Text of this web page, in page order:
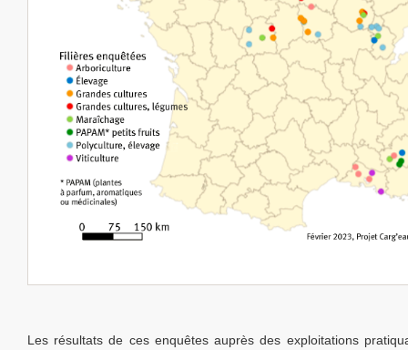
Les résultats de ces enquêtes auprès des exploitations